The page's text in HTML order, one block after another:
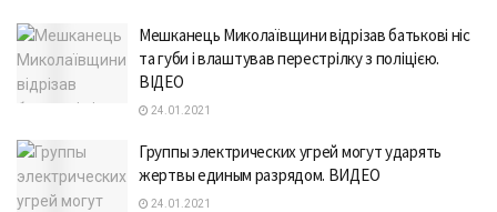
Мешканець Миколаївщини відрізав батькові ніс
та губи і влаштував перестрілку з поліцією.
ВІДЕО
24.01.2021
Группы электрических угрей могут ударять
жертвы единым разрядом. ВИДЕО
24.01.2021